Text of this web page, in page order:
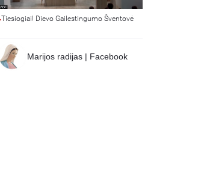
Tiesiogiai! Dievo Gailestingumo Šventovė
Marijos radijas | Facebook